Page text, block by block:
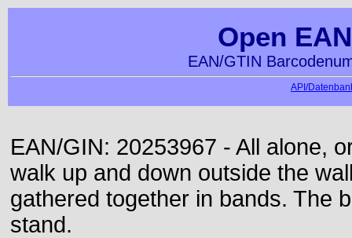
Open
EAN/GTIN
API/
EAN/GIN: 20253967 - All alone,
walk up and down outside the
gathered together in bands. The
stand.